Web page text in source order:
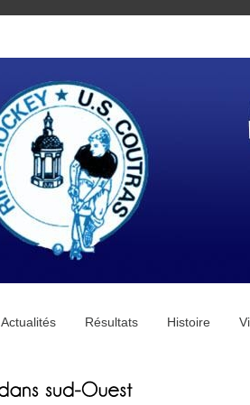
Actualités Résultats Histoire